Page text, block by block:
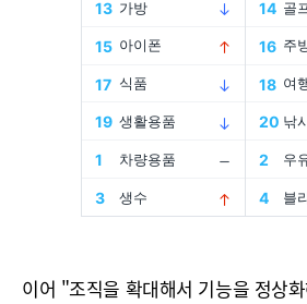
이어 "조직을 확대해서 기능을 정상